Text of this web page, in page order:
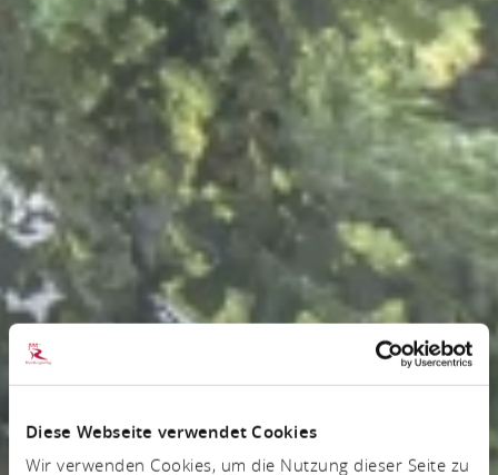
Diese Webseite verwendet Cookies
Wir verwenden Cookies, um die Nutzung dieser Seite zu